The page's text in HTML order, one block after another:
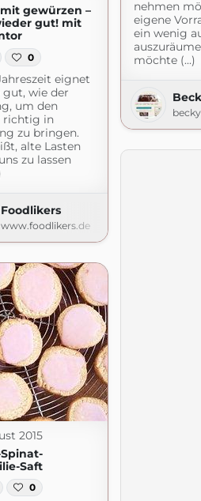
nehmen
eigene
ein wenig
möchte (...)
gewürzen –
gut! mit
0
eignet
gut, wie der
um den
richtig in
zu bringen.
alte Lasten
zu lassen
Foodlikers
www.foodlikers.de
2015
Saft
0